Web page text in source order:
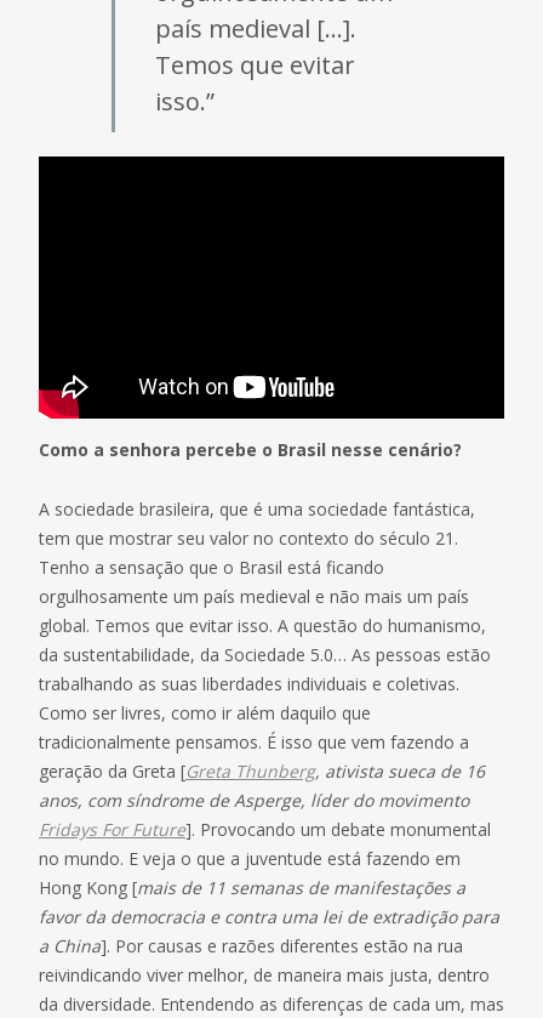
país medieval […].
Temos que evitar
isso.”
Como a senhora percebe o Brasil nesse cenário?
A sociedade brasileira, que é uma sociedade fantástica,
tem que mostrar seu valor no contexto do século 21.
Tenho a sensação que o Brasil está ficando
orgulhosamente um país medieval e não mais um país
global. Temos que evitar isso. A questão do humanismo,
da sustentabilidade, da Sociedade 5.0… As pessoas estão
trabalhando as suas liberdades individuais e coletivas.
Como ser livres, como ir além daquilo que
tradicionalmente pensamos. É isso que vem fazendo a
geração da Greta [Greta Thunberg, ativista sueca de 16
anos, com síndrome de Asperge, líder do movimento
Fridays For Future]. Provocando um debate monumental
no mundo. E veja o que a juventude está fazendo em
Hong Kong [mais de 11 semanas de manifestações a
favor da democracia e contra uma lei de extradição para
a China]. Por causas e razões diferentes estão na rua
reivindicando viver melhor, de maneira mais justa, dentro
da diversidade. Entendendo as diferenças de cada um, mas